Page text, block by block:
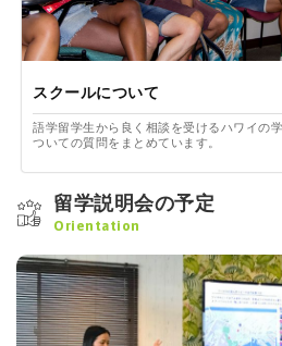
スクールについて
語学留学生から良く相談を受けるハワイの
ついての質問をまとめています。
留学説明会の予定
Orientation